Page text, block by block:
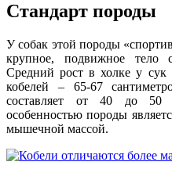
Стандарт породы
У собак этой породы
крупное, подвижное тело
Средний рост в холке у сук
кобелей – 65-67
составляет от 40 до 50
особенностью породы
мышечной массой.